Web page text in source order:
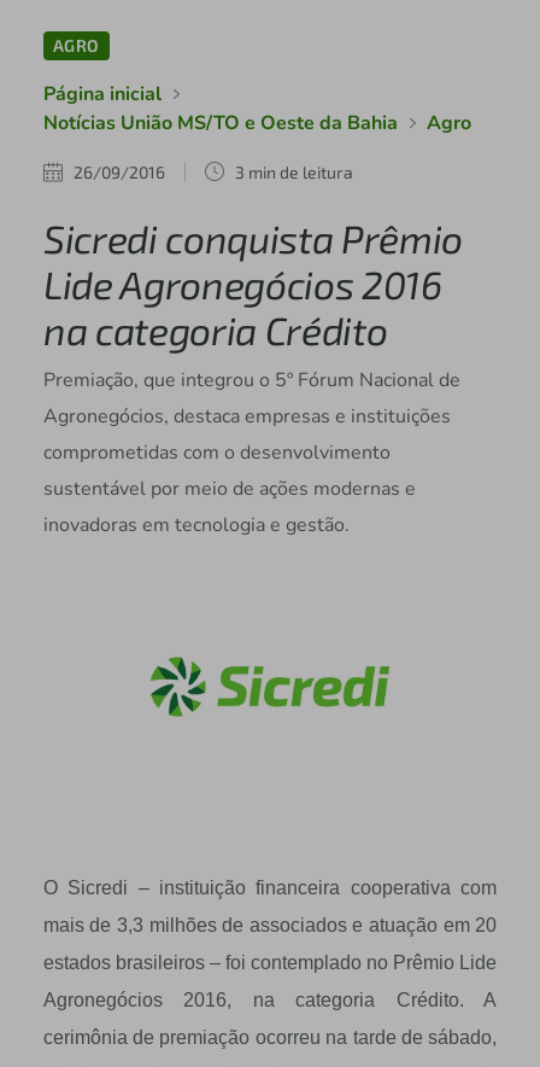
AGRO
Página inicial
Notícias União MS/TO e Oeste da Bahia
Agro
26/09/2016 3 min de leitura
Sicredi conquista Prêmio
Lide Agronegócios 2016
na categoria Crédito
Premiação, que integrou o 5º Fórum Nacional de
Agronegócios, destaca empresas e instituições
comprometidas com o desenvolvimento
sustentável por meio de ações modernas e
inovadoras em tecnologia e gestão.
O Sicredi – instituição financeira cooperativa com
mais de 3,3 milhões de associados e atuação em 20
estados brasileiros – foi contemplado no Prêmio Lide
Agronegócios 2016, na categoria Crédito. A
cerimônia de premiação ocorreu na tarde de sábado,